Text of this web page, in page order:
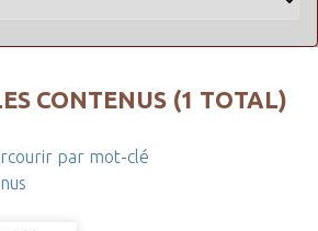
CONTENUS (1 TOTAL)
par mot-clé